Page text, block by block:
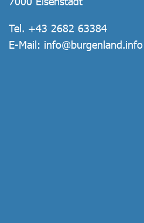
Tel. +43 2682 63384
E-Mail: info@burgenland.info